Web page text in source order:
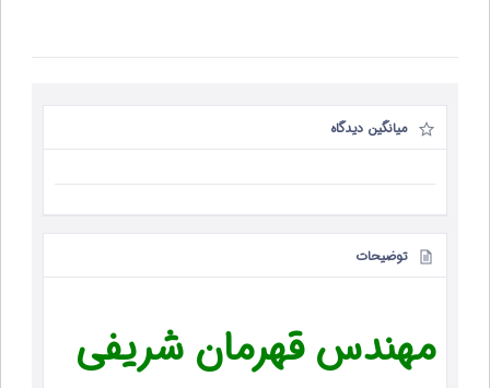
میانگین دیدگاه
توضیحات
مهندس قهرمان شریفی